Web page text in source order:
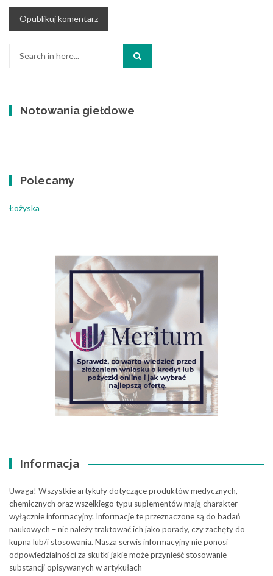
Notowania giełdowe
Polecamy
Łożyska
Informacja
Uwaga! Wszystkie artykuły dotyczące produktów medycznych,
chemicznych oraz wszelkiego typu suplementów mają charakter
wyłącznie informacyjny. Informacje te przeznaczone są do badań
naukowych – nie należy traktować ich jako porady, czy zachęty do
kupna lub/i stosowania. Nasza serwis informacyjny nie ponosi
odpowiedzialności za skutki jakie może przynieść stosowanie
substancji opisywanych w artykułach